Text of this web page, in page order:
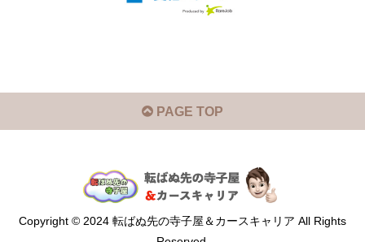
PAGE TOP
Copyright © 2024 転ばぬ先の寺子屋＆カースキャリア All Rights